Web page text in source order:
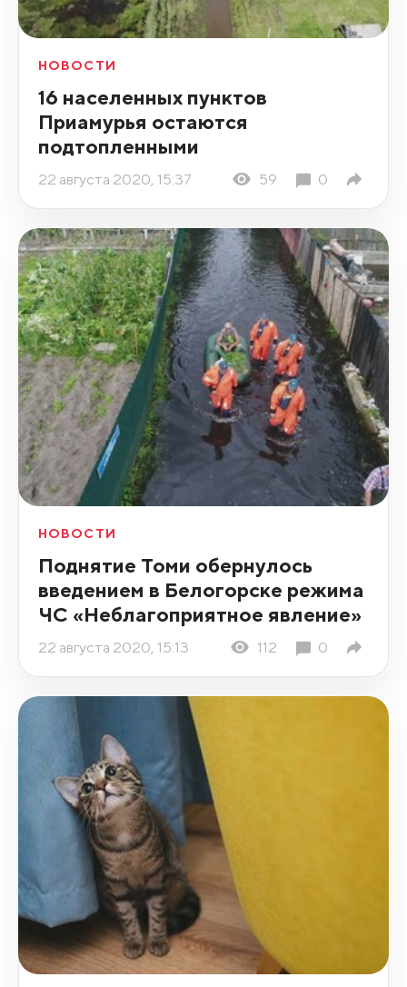
НОВОСТИ
16 населенных пунктов
Приамурья остаются
подтопленными
22 августа 2020, 15:37 59 0
НОВОСТИ
Поднятие Томи обернулось
введением в Белогорске режима
ЧС «Неблагоприятное явление»
22 августа 2020, 15:13 112 0